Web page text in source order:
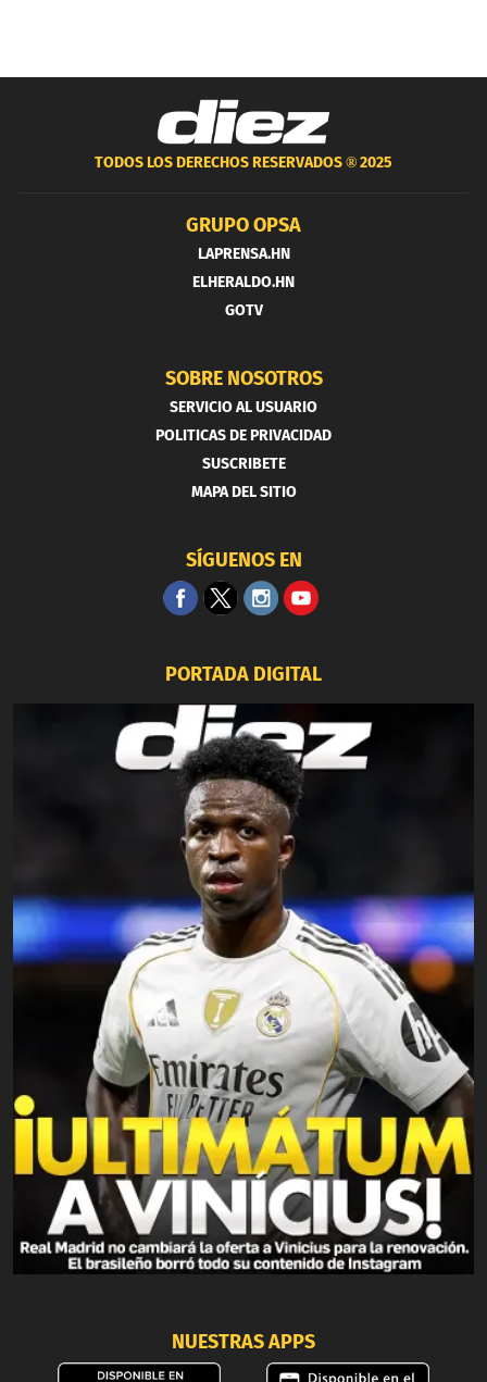
TODOS LOS DERECHOS RESERVADOS ®2025
GRUPO OPSA
LAPRENSA.HN
ELHERALDO.HN
GOTV
SOBRE NOSOTROS
SERVICIO AL USUARIO
POLITICAS DE PRIVACIDAD
SUSCRIBETE
MAPA DEL SITIO
SÍGUENOS EN
PORTADA DIGITAL
NUESTRAS APPS